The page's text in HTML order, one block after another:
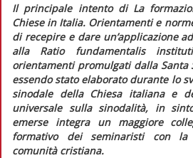
Il principale intento di La
Chiese in Italia. Orientamenti e
di recepire e dare un’applicazione
alla Ratio fundamentalis
orientamenti promulgati dalla Santa
essendo stato elaborato durante lo
sinodale della Chiesa italiana e
universale sulla sinodalità, in
emerse integra un maggiore
formativo dei seminaristi con
comunità cristiana.